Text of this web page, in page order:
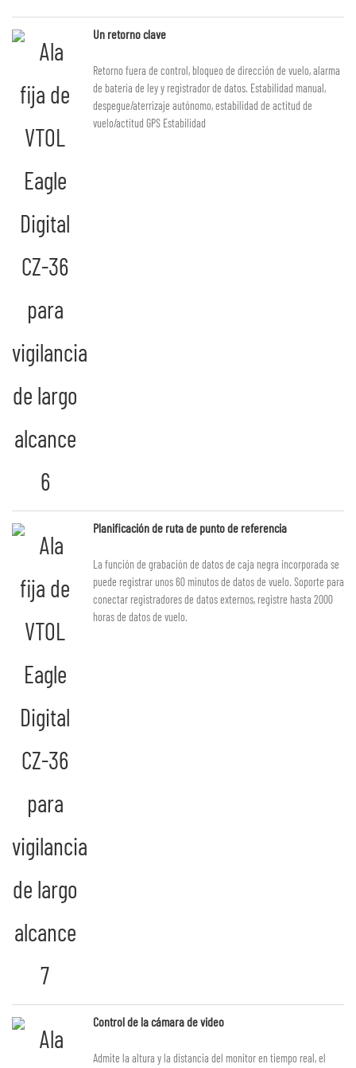
Un retorno clave
Retorno fuera de control, bloqueo de dirección de vuelo, alarma
de batería de ley y registrador de datos. Estabilidad manual,
despegue/aterrizaje autónomo, estabilidad de actitud de
vuelo/actitud GPS Estabilidad
Planificación de ruta de punto de referencia
La función de grabación de datos de caja negra incorporada se
puede registrar unos 60 minutos de datos de vuelo. Soporte para
conectar registradores de datos externos, registre hasta 2000
horas de datos de vuelo.
Control de la cámara de video
Admite la altura y la distancia del monitor en tiempo real, el